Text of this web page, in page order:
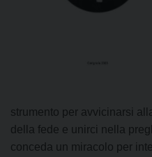
strumento per avvicinarsi
della fede e unirci nella
conceda un miracolo per